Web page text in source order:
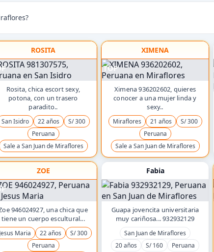
ROSITA
Rosita, chica escort sexy,
potona, con un trasero
paradito..
San Isidro 22 años
S/ 300
Peruana
Sale a San Juan de Miraflores
XIMENA
TOP
Ximena 936202602, quieres
conocer a una mujer linda y
sexy..
Miraflores 21 años
S/ 300
Peruana
Sale a San Juan de Miraflores
ZOE
946024927, una chica que
tiene un cuerpo escultural...
Jesus Maria 22 años
S/ 300
Peruana
Fabia
Guapa jovencita universitaria
muy cariñosa... 932932129
San Juan de Miraflores
20 años
S/ 160 Peruana